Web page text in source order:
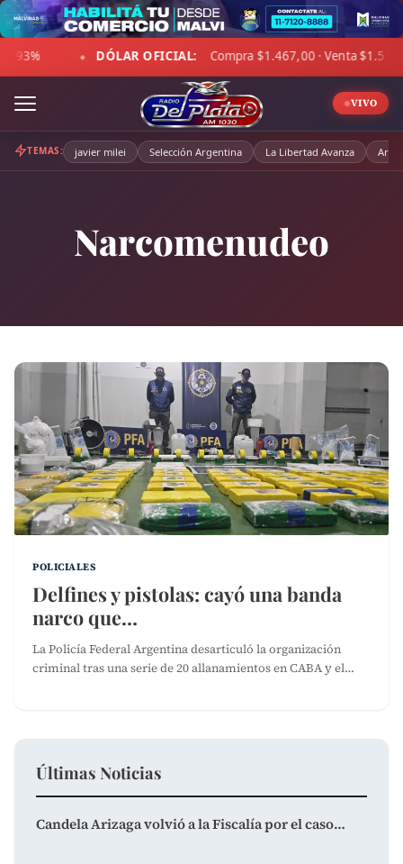
Skip
to
content
OFICIAL: Compra $1.467,00 · Venta $1.518,00 ◆ ☁ LA
VIVO
TEMAS: javier milei Selección Argentina La Libertad Avanza
Narcomenudeo
POLICIALES
Delfines y pistolas: cayó una banda
narco que…
La Policía Federal Argentina desarticuló la organización
criminal tras una serie de 20 allanamientos en CABA y el…
Últimas Noticias
Candela Arizaga volvió a la Fiscalía por el caso…